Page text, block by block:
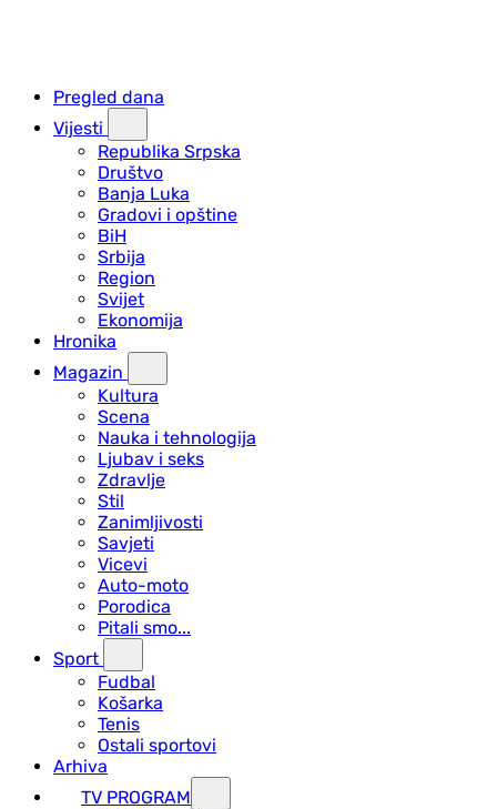
Pregled dana
Vijesti
Republika Srpska
Društvo
Banja Luka
Gradovi i opštine
BiH
Srbija
Region
Svijet
Ekonomija
Hronika
Magazin
Kultura
Scena
Nauka i tehnologija
Ljubav i seks
Zdravlje
Stil
Zanimljivosti
Savjeti
Vicevi
Auto-moto
Porodica
Pitali smo...
Sport
Fudbal
Košarka
Tenis
Ostali sportovi
Arhiva
TV PROGRAM